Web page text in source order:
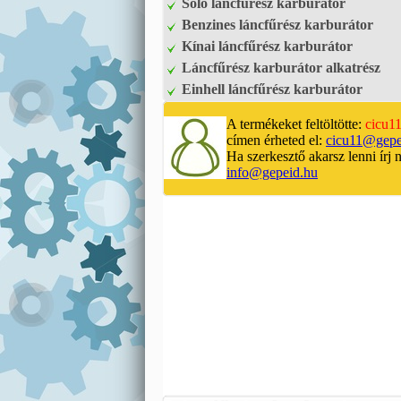
Solo láncfűrész karburátor
Benzines láncfűrész karburátor
Kínai láncfűrész karburátor
Láncfűrész karburátor alkatrész
Einhell láncfűrész karburátor
A termékeket feltöltötte: cicu11
címen érheted el:
Ha szerkesztő akarsz lenni írj
info@gepeid.hu